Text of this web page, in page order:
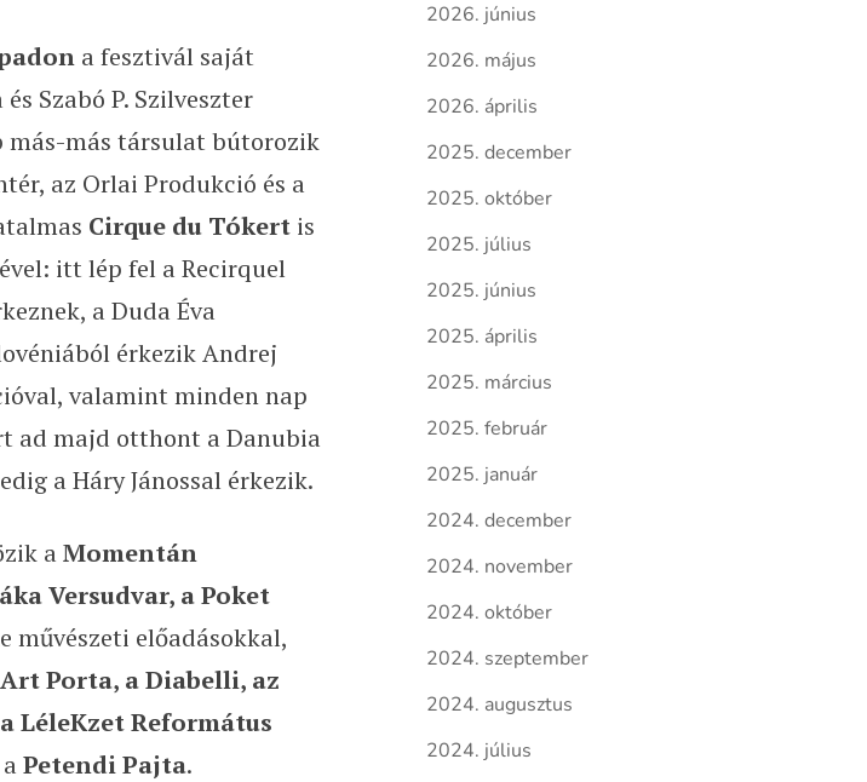
a fesztivál saját
Szabó P. Szilveszter
más-más társulat bútorozik
az Orlai Produkció és a
Cirque du Tókertis
itt lép fel a Recirquel
a Duda Éva
érkezik Andrej
valamint minden nap
ad majd otthont a Danubia
a Háry Jánossal érkezik.
a Momentán
Versudvar, a Poket
művészeti előadásokkal,
Porta, a Diabelli, az
LéleKzet Református
Petendi Pajta.
2026. június
2026. május
2026. április
2025. december
2025. október
2025. július
2025. június
2025. április
2025. március
2025. február
2025. január
2024. december
2024. november
2024. október
2024. szeptember
2024. augusztus
2024. július